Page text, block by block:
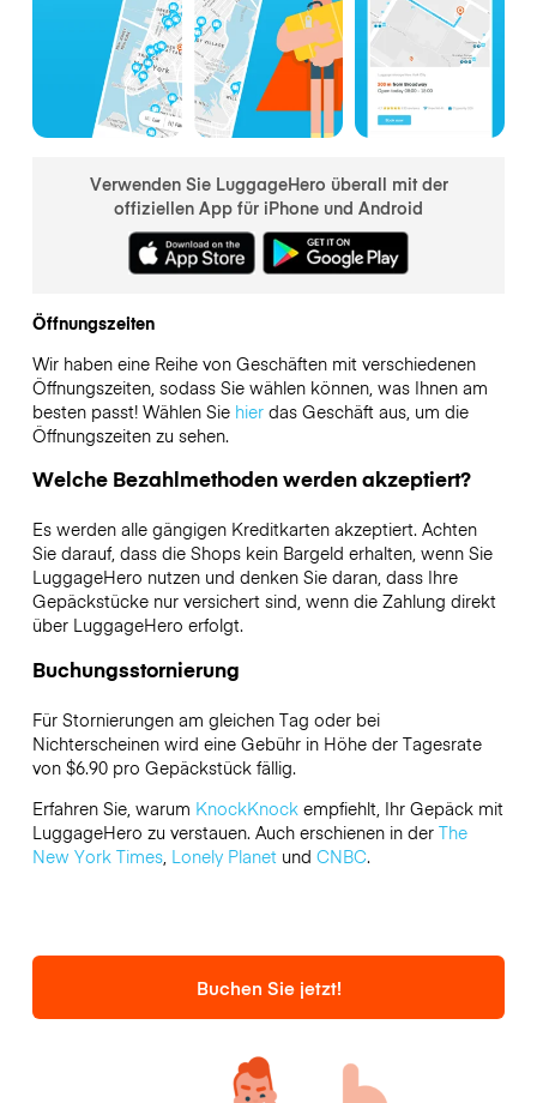
Verwenden Sie LuggageHero überall mit der
offiziellen App für iPhone und Android
Öffnungszeiten
Wir haben eine Reihe von Geschäften mit verschiedenen
Öffnungszeiten, sodass Sie wählen können, was Ihnen am
besten passt! Wählen Sie hierdas Geschäft aus, um die
Öffnungszeiten zu sehen.
Welche Bezahlmethoden werden akzeptiert?
Es werden alle gängigen Kreditkarten akzeptiert. Achten
Sie darauf, dass die Shops kein Bargeld erhalten, wenn Sie
LuggageHero nutzen und denken Sie daran, dass Ihre
Gepäckstücke nur versichert sind, wenn die Zahlung direkt
über LuggageHero erfolgt.
Buchungsstornierung
Für Stornierungen am gleichen Tag oder bei
Nichterscheinen wird eine Gebühr in Höhe der Tagesrate
von $6.90 pro Gepäckstück fällig.
Erfahren Sie, warum KnockKnockempfiehlt, Ihr Gepäck mit
LuggageHero zu verstauen. Auch erschienen in der The
New York Times, Lonely Planetund CNBC.
Buchen Sie jetzt!